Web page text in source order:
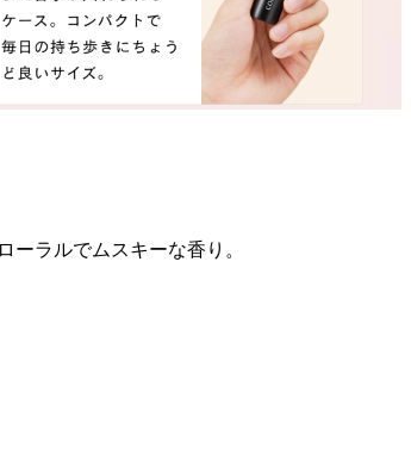
ラルでムスキーな香り。